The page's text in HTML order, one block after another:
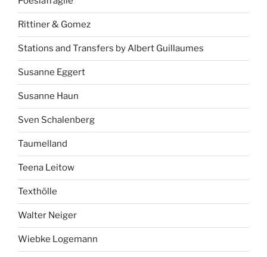
Rittiner & Gomez
Stations and Transfers by Albert Guillaumes
Susanne Eggert
Susanne Haun
Sven Schalenberg
Taumelland
Teena Leitow
Texthölle
Walter Neiger
Wiebke Logemann